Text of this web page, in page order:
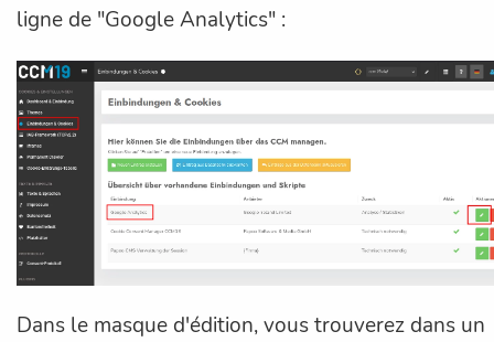
ligne de "Google Analytics" :
Dans le masque d'édition, vous trouverez dans un